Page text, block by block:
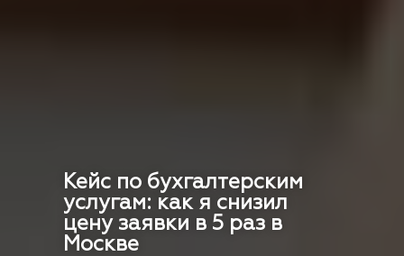
Кейс по бухгалтерским
услугам: как я снизил
цену заявки в 5 раз в
Москве